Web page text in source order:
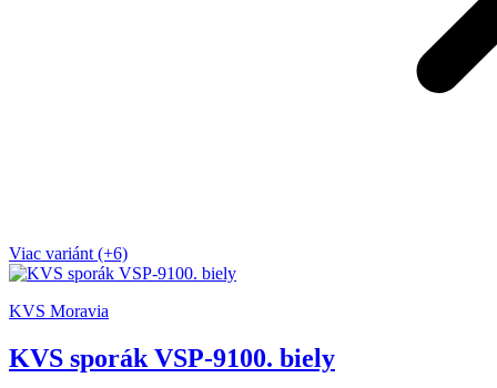
Viac variánt (+6)
KVS Moravia
KVS sporák VSP-9100. biely